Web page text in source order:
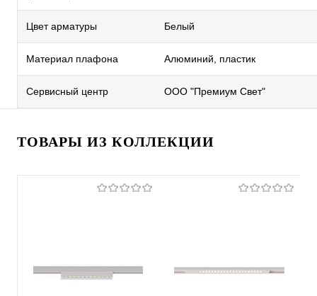
Цвет арматуры Белый
Материал плафона Алюминий, пластик
Сервисный центр ООО "Премиум Свет"
ТОВАРЫ ИЗ КОЛЛЕКЦИИ